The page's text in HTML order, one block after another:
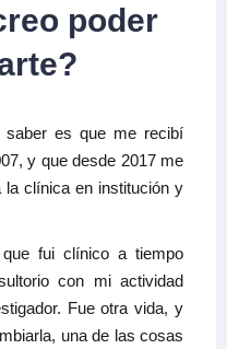
poder
saber es que me recibí
y que desde 2017 me
la clínica en institución y
fui clínico a tiempo
con mi actividad
Fue otra vida, y
una de las cosas